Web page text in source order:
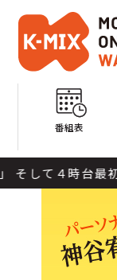
番組表
は、